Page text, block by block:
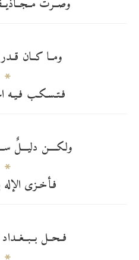
وصــرت
ومــا كــان قــدر
فـتـسـكـب فـيـه
ولكــــن دليـــلٌ
فـأخـزى الإله
فــحــل